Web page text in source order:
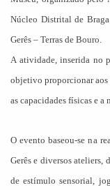
Núcleo Distrital de
Gerês – Terras de Bouro.
A atividade, inserida no
objetivo proporcionar
as capacidades físicas e
O evento baseou-se na
Gerês e diversos ateliers,
de estímulo sensorial,